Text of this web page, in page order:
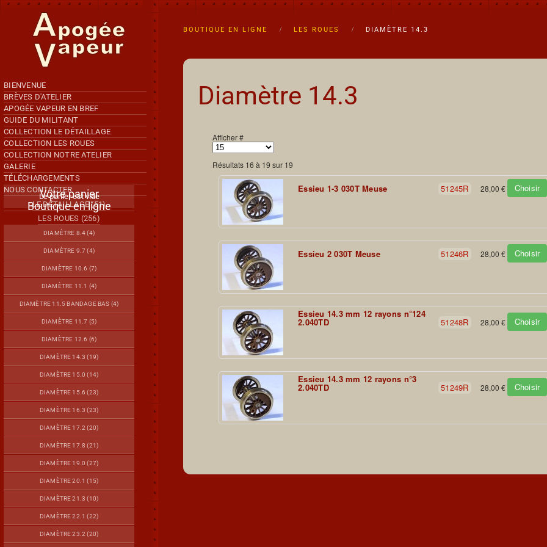
Accéder au contenu principal
BIENVENUE
BRÈVES D'ATELIER
APOGÉE VAPEUR EN BREF
GUIDE DU MILITANT
COLLECTION LE DÉTAILLAGE
COLLECTION LES ROUES
COLLECTION NOTRE ATELIER
GALERIE
TÉLÉCHARGEMENTS
NOUS CONTACTER
Votre panier
Le panier est vide
Boutique en ligne
LE DÉTAILLAGE (51)
LES ROUES (256)
DIAMÈTRE 8.4 (4)
DIAMÈTRE 9.7 (4)
DIAMÈTRE 10.6 (7)
DIAMÈTRE 11.1 (4)
DIAMÈTRE 11.5 BANDAGE BAS (4)
DIAMÈTRE 11.7 (5)
DIAMÈTRE 12.6 (6)
DIAMÈTRE 14.3 (19)
DIAMÈTRE 15.0 (14)
DIAMÈTRE 15.6 (23)
DIAMÈTRE 16.3 (23)
DIAMÈTRE 17.2 (20)
DIAMÈTRE 17.8 (21)
DIAMÈTRE 19.0 (27)
DIAMÈTRE 20.1 (15)
DIAMÈTRE 21.3 (10)
DIAMÈTRE 22.1 (22)
DIAMÈTRE 23.2 (20)
BOUTIQUE EN LIGNE LES ROUES DIAMÈTRE 14.3
Diamètre 14.3
Afficher #
Résultats 16 à 19 sur 19
Essieu 1-3 030T Meuse 51245R 28,00 € Choisir
Essieu 2 030T Meuse 51246R 28,00 € Choisir
Essieu 14.3 mm 12 rayons n°124
2.040TD 51248R 28,00 € Choisir
Essieu 14.3 mm 12 rayons n°3
2.040TD 51249R 28,00 € Choisir